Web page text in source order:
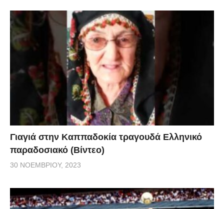
Γιαγιά στην Καππαδοκία τραγουδά Ελληνικό
παραδοσιακό (Βίντεο)
30 ΝΟΕΜΒΡΊΟΥ, 2023